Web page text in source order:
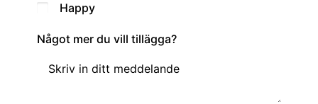
Happy
Något mer du vill tillägga?